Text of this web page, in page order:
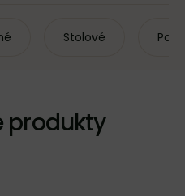
Stolové
produkty